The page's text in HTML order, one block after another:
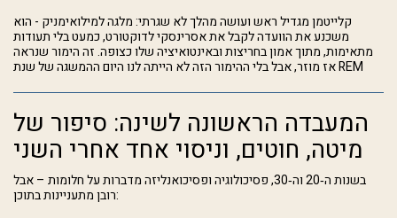
קלייטמן מגדיל ראש ועושה מהלך לא שגרתי: מלגה למילואימניק - הוא
משכנע את הוועדה לקבל את אסרינסקי לדוקטורט, כמעט בלי תעודות
מתאימות, מתוך אמון בחריצות ובאינטואיציה שלו כצופה. זה הימור שנראה
אז מוזר, אבל בלי ההימור הזה לא הייתה לנו היום ההמשגה של שנת REM
המעבדה הראשונה לשינה: סיפור של
מיטה, חוטים, וניסוי אחד אחרי השני
בשנות ה‑20 וה‑30, פסיכולוגיה ופסיכואנליזה מדברות על חלומות – אבל
רובן מתעניינות בתוכן: